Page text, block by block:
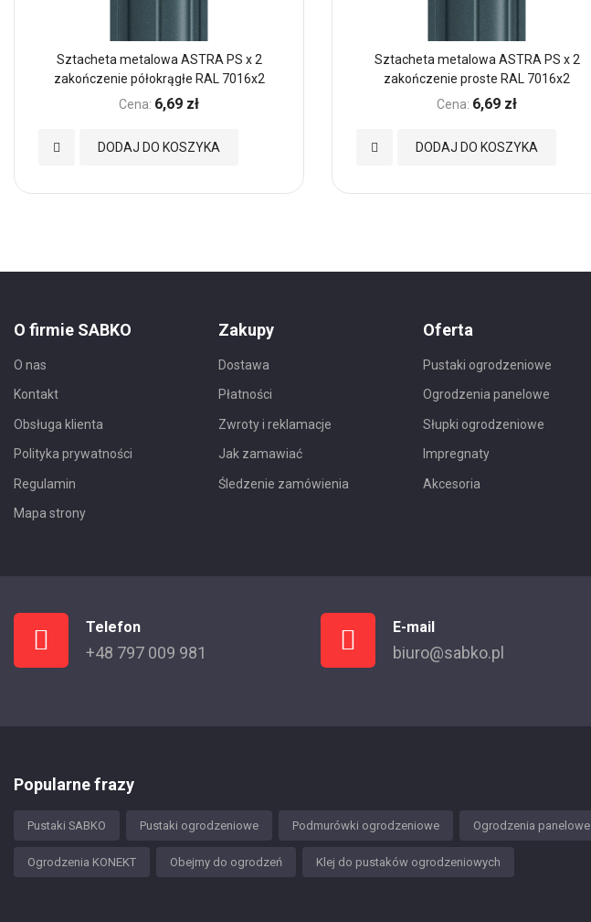
Sztacheta metalowa ASTRA PS x 2
zakończenie półokrągłe RAL 7016x2
Cena: 6,69 zł
DODAJ DO KOSZYKA
Dodaj
Sztacheta metalowa ASTRA PS x 2
zakończenie proste RAL 7016x2
Cena: 6,69 zł
DODAJ DO KOSZYKA
Dodaj
O firmie SABKO
O nas
Kontakt
Obsługa klienta
Polityka prywatności
Regulamin
Mapa strony
Zakupy
Dostawa
Płatności
Zwroty i reklamacje
Jak zamawiać
Śledzenie zamówienia
Oferta
Pustaki ogrodzeniowe
Ogrodzenia panelowe
Słupki ogrodzeniowe
Impregnaty
Akcesoria
Telefon
+48 797 009 981
E-mail
biuro@sabko.pl
Popularne frazy
Pustaki SABKO Pustaki ogrodzeniowe Podmurówki ogrodzeniowe Ogrodzenia panelowe
Ogrodzenia KONEKT Obejmy do ogrodzeń Klej do pustaków ogrodzeniowych